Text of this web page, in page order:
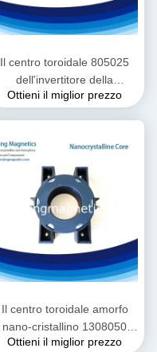
Il centro toroidale 805025
dell'invertitore della
saldatrice del onl ad alta
Ottieni il miglior prezzo
Il centro toroidale amorfo
nano-cristallino 1308050
dell'alto trasformatore di
Ottieni il miglior prezzo